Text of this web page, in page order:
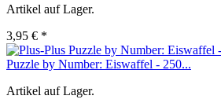
Artikel auf Lager.
3,95 € *
Puzzle by Number: Eiswaffel - 250...
Artikel auf Lager.